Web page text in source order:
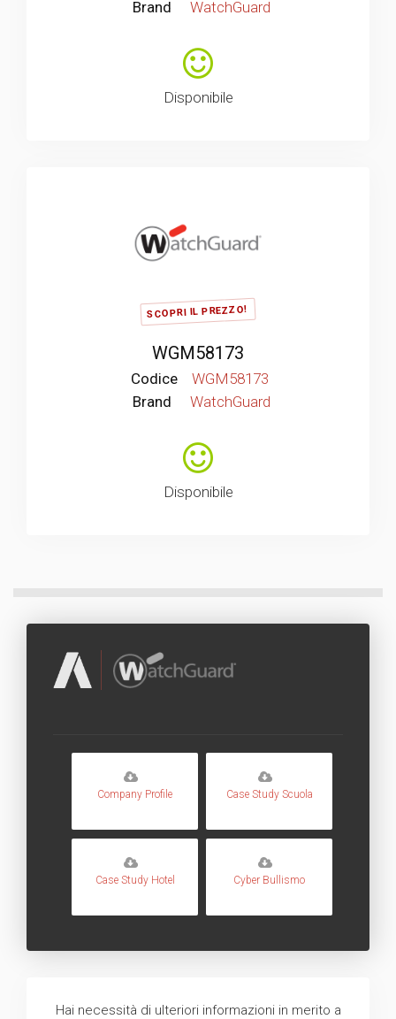
Brand WatchGuard
Disponibile
SCOPRI IL PREZZO!
WGM58173
Codice
WGM58173
Brand
WatchGuard
Disponibile
Company Profile Case Study Scuola
Case Study Hotel Cyber Bullismo
Hai necessità di ulteriori informazioni in merito a